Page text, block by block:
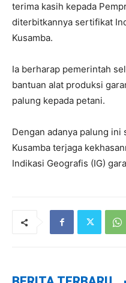
terima kasih kepada
diterbitkannya sertifikat
Kusamba.
Ia berharap pemerintah
bantuan alat produksi
palung kepada petani.
Dengan adanya palung ini
Kusamba terjaga
Indikasi Geografis (IG)